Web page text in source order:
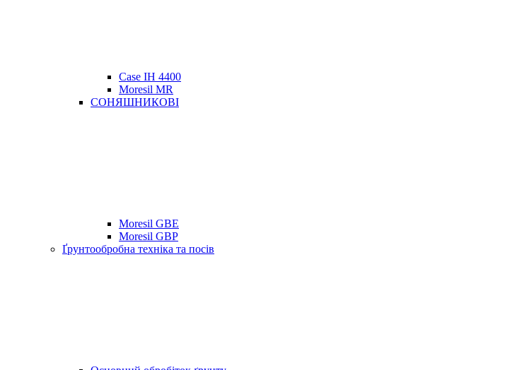
Case IH 4400
Moresil MR
СОНЯШНИКОВІ
Moresil GBE
Moresil GBP
Ґрунтообробна техніка та посів